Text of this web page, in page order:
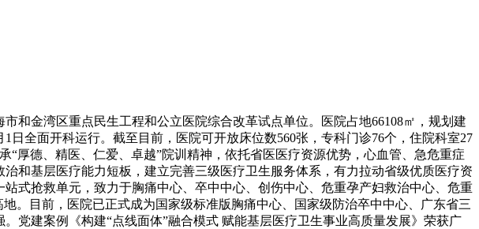
和金湾区重点民生工程和公立医院综合改革试点单位。医院占地66108㎡，规划建
日全面开科运行。截至目前，医院可开放床位数560张，专科门诊76个，住院科室27
“厚德、精医、仁爱、卓越”院训精神，依托省医医疗资源优势，心血管、急危重症
和基层医疗能力短板，建立完善三级医疗卫生服务体系，有力拉动省级优质医疗资
式抢救单元，致力于胸痛中心、卒中中心、创伤中心、危重孕产妇救治中心、危重
。目前，医院已正式成为国家级标准版胸痛中心、国家级防治卒中中心、广东省三
党建案例《构建“点线面体”融合模式 赋能基层医疗卫生事业高质量发展》荣获广